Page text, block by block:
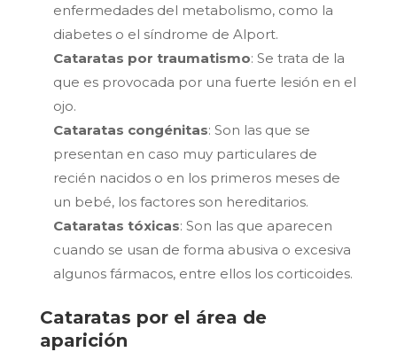
enfermedades del metabolismo, como la
diabetes o el síndrome de Alport.
Cataratas por traumatismo: Se trata de la
que es provocada por una fuerte lesión en el
ojo.
Cataratas congénitas: Son las que se
presentan en caso muy particulares de
recién nacidos o en los primeros meses de
un bebé, los factores son hereditarios.
Cataratas tóxicas: Son las que aparecen
cuando se usan de forma abusiva o excesiva
algunos fármacos, entre ellos los corticoides.
Cataratas por el área de
aparición